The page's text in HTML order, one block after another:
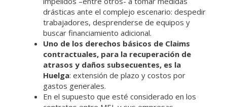
drásticas ante el complejo escenario: despedir
trabajadores, desprenderse de equipos y
buscar financiamiento adicional.
Uno de los derechos básicos de Claims
contractuales, para la recuperación de
atrasos y daños subsecuentes, es la
Huelga: extensión de plazo y costos por
gastos generales.
En el supuesto que esté considerado en los